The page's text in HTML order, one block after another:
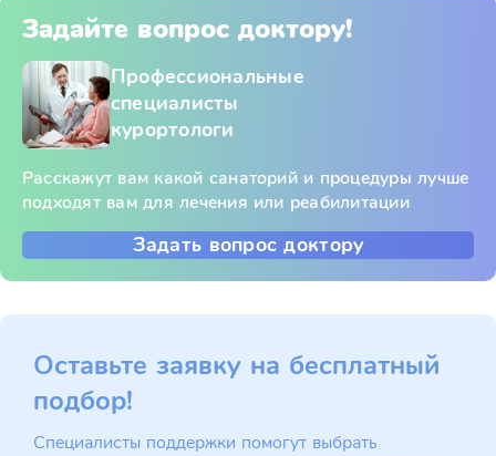
Задайте вопрос доктору!
Профессиональные
специалисты
курортологи
Расскажут вам какой санаторий и процедуры лучше
подходят вам для лечения или реабилитации
Задать вопрос доктору
Оставьте заявку на бесплатный
подбор!
Специалисты поддержки помогут выбрать